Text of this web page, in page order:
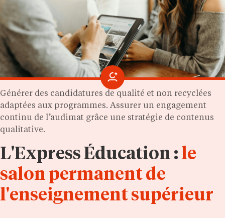
Générer des candidatures de qualité et non recyclées
adaptées aux programmes. Assurer un engagement
continu de l’audimat grâce une stratégie de contenus
qualitative.
L'Express Éducation : le
salon permanent de
l'enseignement supérieur